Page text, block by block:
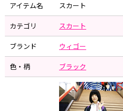
アイテム名 スカート
カテゴリ スカート
ブランド ウィゴー
色・柄 ブラック